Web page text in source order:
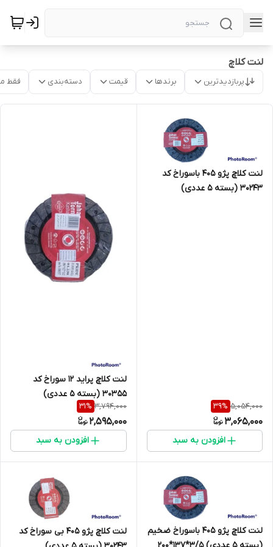
لنت کلاچ
پربازدیدترین برندها قیمت دسته‌بندی فقط
لنت کلاچ پژو 405 باسوراخ کد
30243 (بسته 5 عددی)
5,054,000
39%
3,065,000
افزودن به سبد
لنت کلاچ پراید 12 سوراخ کد
30355 (بسته 5 عددی)
3/2*125*180
3,794,000
31%
2,595,000
افزودن به سبد
لنت کلاچ پژو 405 باسوراخ ضخیم
لنت کلاچ پژو 405 بی سوراخ کد